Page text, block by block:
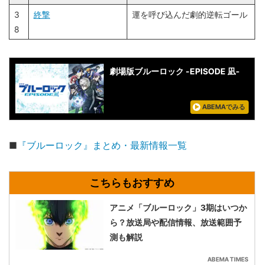
3
8
終撃 運を呼び込んだ劇的逆転ゴール
劇場版ブルーロック -EPISODE 凪-
ABEMAでみる
■ 『ブルーロック』まとめ・最新情報一覧
アニメ「ブルーロック」3期はいつか
ら？放送局や配信情報、放送範囲予
測も解説
ABEMA TIMES